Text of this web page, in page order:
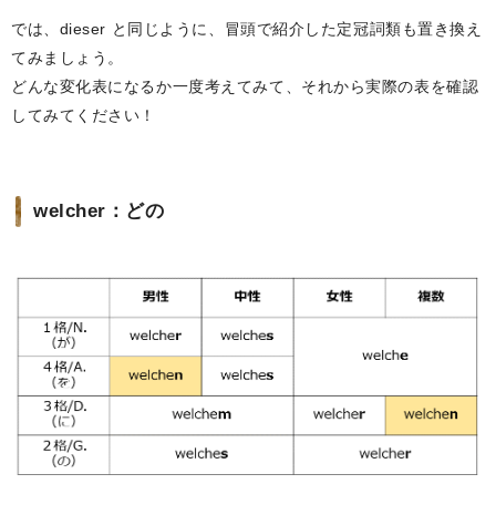
では、dieser と同じように、冒頭で紹介した定冠詞類も置き換え
てみましょう。
どんな変化表になるか一度考えてみて、それから実際の表を確認
してみてください！
welcher：どの